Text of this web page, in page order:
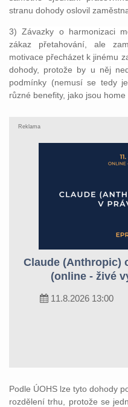
stranu dohody oslovil
3) Závazky o harmonizaci
zákaz přetahování, ale
motivace přecházet k jinému
dohody, protože by u něj
podmínky (nemusí se tedy
různé benefity, jako jsou
Reklama
Claude (Anthropic)
(online - živé
11.8.2026 13:00
Podle ÚOHS lze tyto dohody
rozdělení trhu, protože se